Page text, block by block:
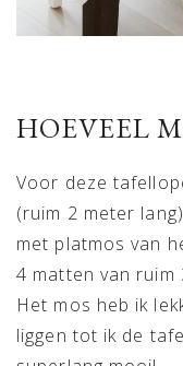
HOEVEEL
Voor deze
(ruim 2 meter
met platmos van
4 matten van ruim
Het mos heb ik
liggen tot ik de